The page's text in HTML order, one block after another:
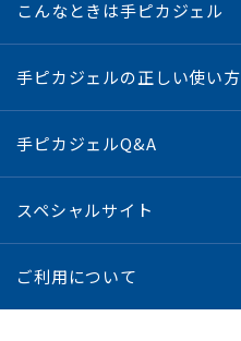
こんなときは手ピカジェル
手ピカジェルの正しい使い方
手ピカジェルQ&A
スペシャルサイト
ご利用について